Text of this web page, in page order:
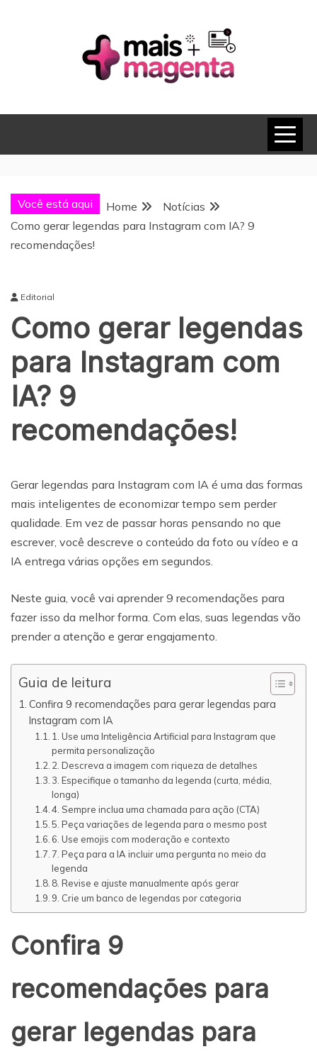
MAIS MAGENTA
Você está aqui Home
Notícias
Como gerar legendas para Instagram com IA? 9
recomendações!
Editorial
Como gerar legendas
para Instagram com
IA? 9
recomendações!
Gerar legendas para Instagram com IA é uma das formas
mais inteligentes de economizar tempo sem perder
qualidade. Em vez de passar horas pensando no que
escrever, você descreve o conteúdo da foto ou vídeo e a
IA entrega várias opções em segundos.
Neste guia, você vai aprender 9 recomendações para
fazer isso da melhor forma. Com elas, suas legendas vão
prender a atenção e gerar engajamento.
Guia de leitura
Confira 9 recomendações para gerar legendas para
Instagram com IA
1. Use uma Inteligência Artificial para Instagram que
permita personalização
2. Descreva a imagem com riqueza de detalhes
3. Especifique o tamanho da legenda (curta, média,
longa)
4. Sempre inclua uma chamada para ação (CTA)
5. Peça variações de legenda para o mesmo post
6. Use emojis com moderação e contexto
7. Peça para a IA incluir uma pergunta no meio da
legenda
8. Revise e ajuste manualmente após gerar
9. Crie um banco de legendas por categoria
Confira 9
recomendações para
gerar legendas para